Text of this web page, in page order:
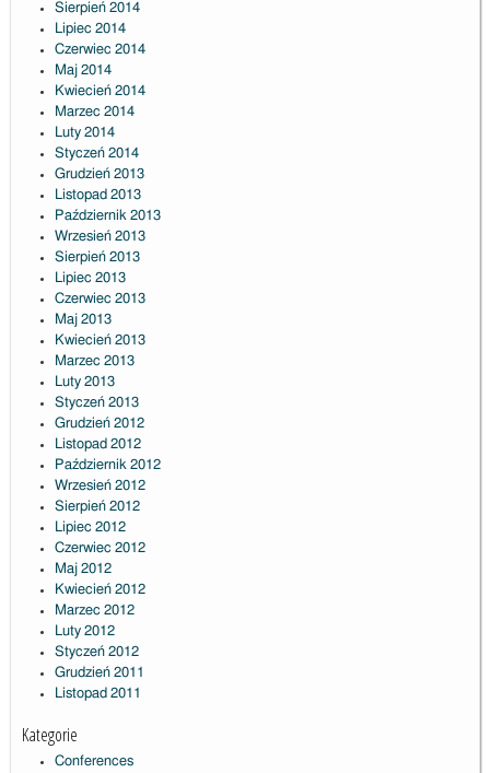
Sierpień 2014
Lipiec 2014
Czerwiec 2014
Maj 2014
Kwiecień 2014
Marzec 2014
Luty 2014
Styczeń 2014
Grudzień 2013
Listopad 2013
Październik 2013
Wrzesień 2013
Sierpień 2013
Lipiec 2013
Czerwiec 2013
Maj 2013
Kwiecień 2013
Marzec 2013
Luty 2013
Styczeń 2013
Grudzień 2012
Listopad 2012
Październik 2012
Wrzesień 2012
Sierpień 2012
Lipiec 2012
Czerwiec 2012
Maj 2012
Kwiecień 2012
Marzec 2012
Luty 2012
Styczeń 2012
Grudzień 2011
Listopad 2011
Kategorie
Conferences